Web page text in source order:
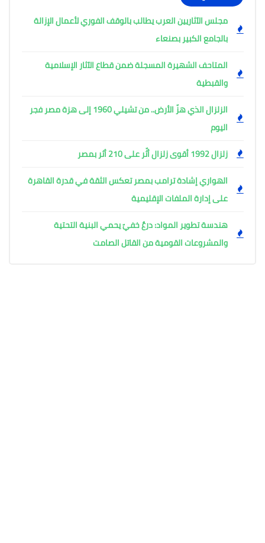
مجلس الآثاريين العرب يطالب بالوقف الفوري لأعمال الإزالة
بالجامع الكبير بصنعاء
المتاحف الشهيرة المسجلة ضمن قطاع الآثار الإسلامية
والقبطية
الزلزال الذي هزّ الأرض.. من تشيلي 1960 إلى هزة مصر فجر
اليوم
زلزال 1992 أقوى زلزال أثّر على 210 أثر بمصر
الهواري إشادة ترامب بمصر تعكس الثقة في قدرة القاهرة
على إدارة الملفات الإقليمية
هندسة تطوير المواد: درعٌ خفيّ يحمي البنية التحتية
والمشروعات القومية من القاتل الصامت